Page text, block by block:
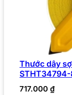
Thước dây
717.000 ₫